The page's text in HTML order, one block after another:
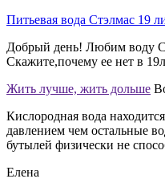
Питьевая вода Стэлмас 19
Добрый день! Любим воду
Скажите,почему ее нет в
Жить лучше, жить дольше
Кислородная вода
давлением чем остальные
бутылей физически не
Елена